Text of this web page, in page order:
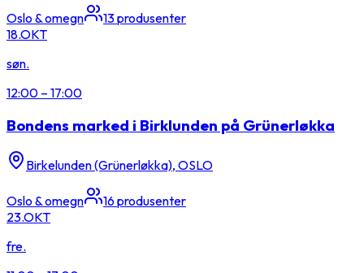
Oslo & omegn 13produsenter
18.OKT
søn.
12:00 – 17:00
Bondens marked i Birklunden på Grünerløkka
Birkelunden (Grünerløkka), OSLO
Oslo & omegn 16produsenter
23.OKT
fre.